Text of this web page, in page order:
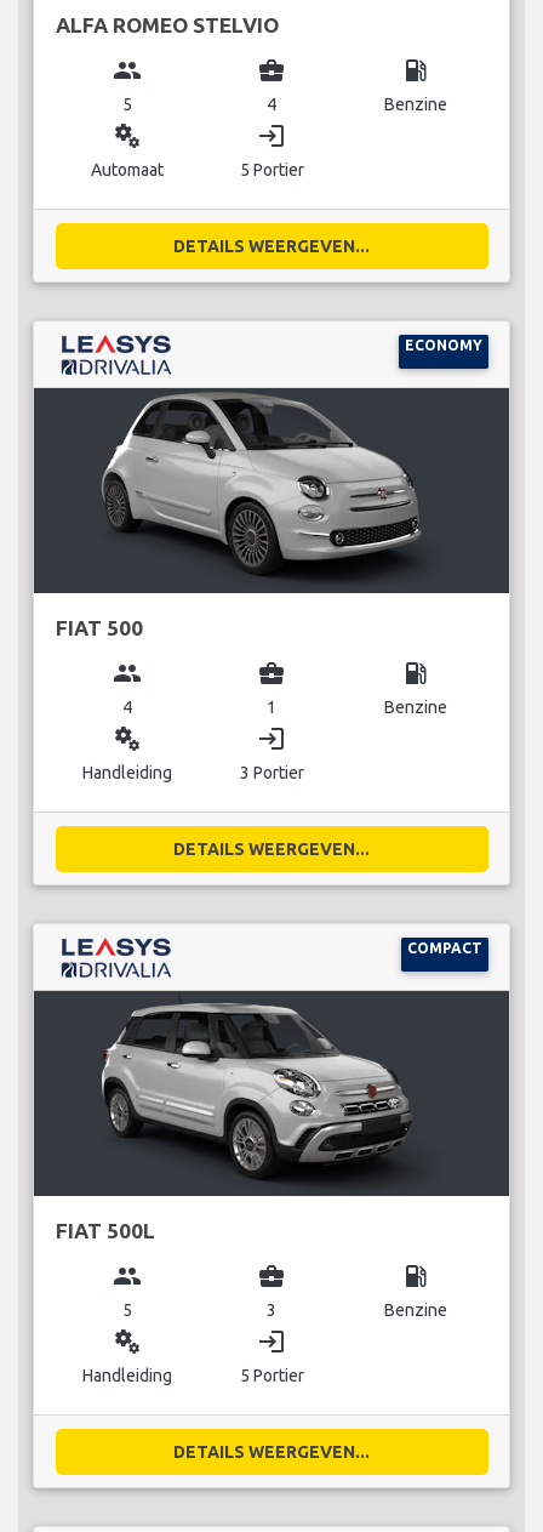
ALFA ROMEO STELVIO
group
5
business_center
4
local_gas_station
Benzine
miscellaneous_services
Automaat
login
5 Portier
DETAILS WEERGEVEN...
ECONOMY
FIAT 500
group
4
business_center
1
local_gas_station
Benzine
miscellaneous_services
Handleiding
login
3 Portier
DETAILS WEERGEVEN...
COMPACT
FIAT 500L
group
5
business_center
3
local_gas_station
Benzine
miscellaneous_services
Handleiding
login
5 Portier
DETAILS WEERGEVEN...